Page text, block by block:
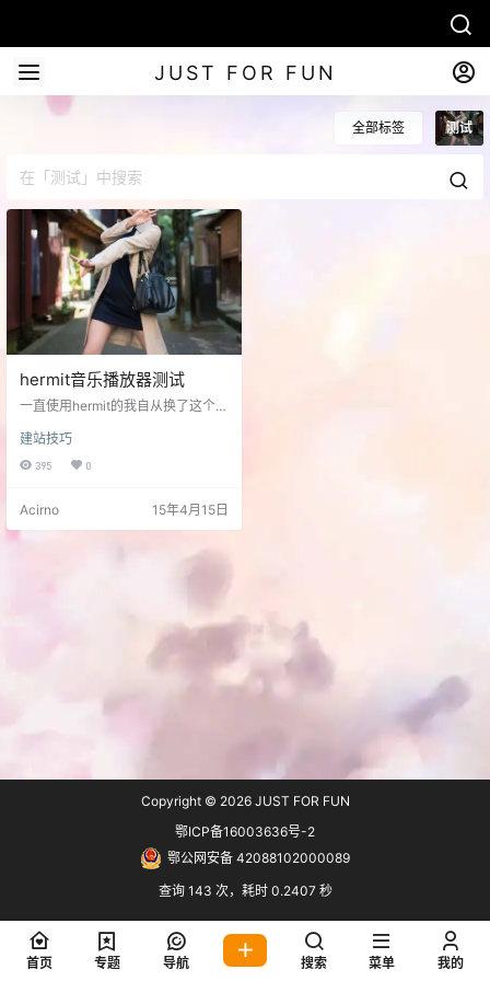
JUST FOR FUN
全部标签 测试
hermit音乐播放器测试
一直使用hermit的我自从换了这个主
网站主题样式有冲突，就是网站是
暗色系然后播放器没有暗色系样式
下这个问题 然后大大表示更新后会
加上暗色系主题，然后在来看看行
建站技巧
395 0
Acirno 15年4月15日
Copyright © 2026JUST FOR FUN
鄂ICP备16003636号-2
鄂公网安备 42088102000089
查询 143 次，耗时 0.2407 秒
首页 专题 导航 搜索 菜单 我的